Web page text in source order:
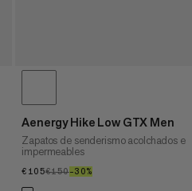
Aenergy Hike Low GTX Men
Zapatos de senderismo acolchados e
impermeables
€105€105
€150€150
–30%